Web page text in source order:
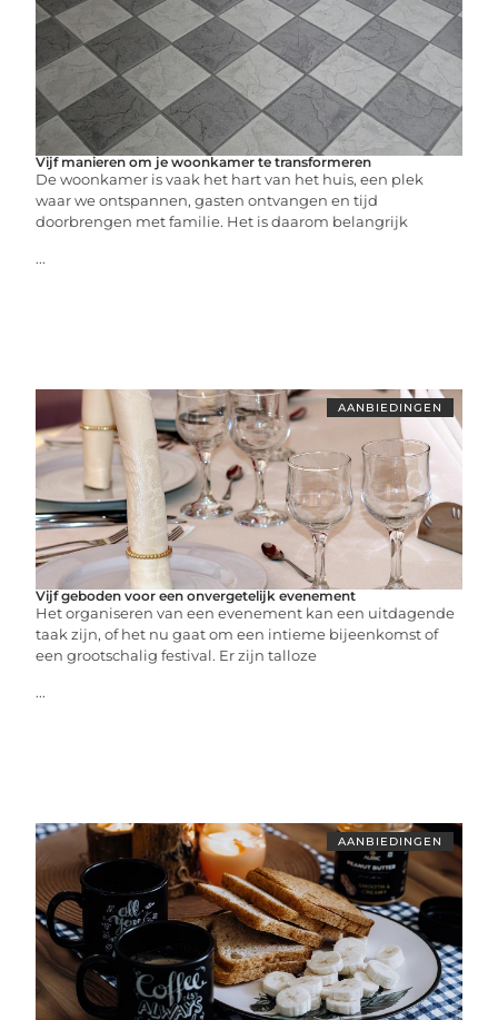
Vijf manieren om je woonkamer te transformeren
De woonkamer is vaak het hart van het huis, een plek
waar we ontspannen, gasten ontvangen en tijd
doorbrengen met familie. Het is daarom belangrijk
...
AANBIEDINGEN
Vijf geboden voor een onvergetelijk evenement
Het organiseren van een evenement kan een uitdagende
taak zijn, of het nu gaat om een intieme bijeenkomst of
een grootschalig festival. Er zijn talloze
...
AANBIEDINGEN